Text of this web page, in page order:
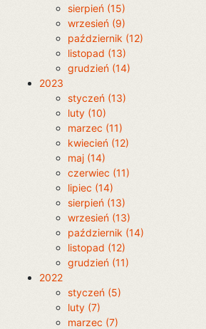
sierpień (15)
wrzesień (9)
październik (12)
listopad (13)
grudzień (14)
2023
styczeń (13)
luty (10)
marzec (11)
kwiecień (12)
maj (14)
czerwiec (11)
lipiec (14)
sierpień (13)
wrzesień (13)
październik (14)
listopad (12)
grudzień (11)
2022
styczeń (5)
luty (7)
marzec (7)